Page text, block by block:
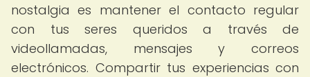
nostalgia es mantener el contacto regular
con tus seres queridos a través de
videollamadas, mensajes y correos
electrónicos. Compartir tus experiencias con